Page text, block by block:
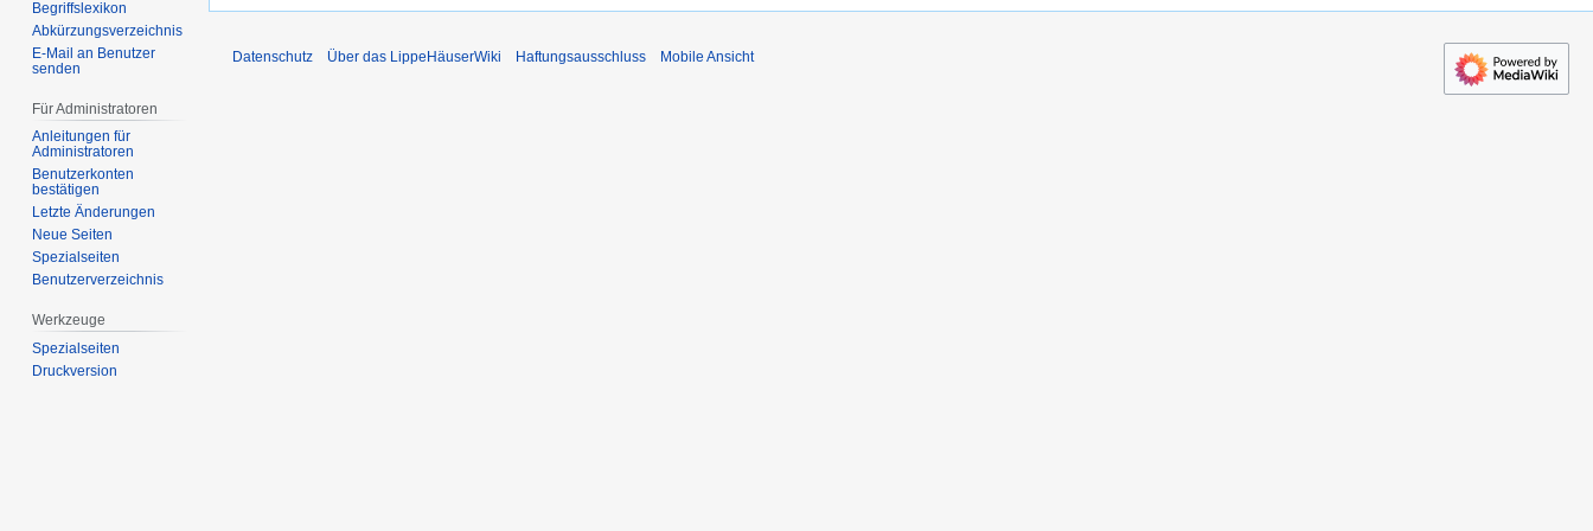
Begriffslexikon
Abkürzungsverzeichnis
E-Mail an Benutzer
senden
Für Administratoren
Anleitungen für
Administratoren
Benutzerkonten
bestätigen
Letzte Änderungen
Neue Seiten
Spezialseiten
Benutzerverzeichnis
Werkzeuge
Spezialseiten
Druckversion
Datenschutz Über das LippeHäuserWiki Haftungsausschluss Mobile Ansicht